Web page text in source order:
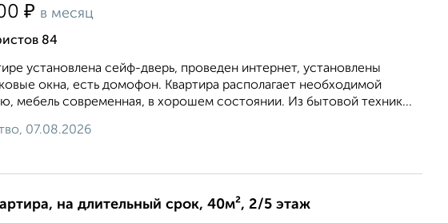
₽ в месяц
84
установлена сейф-дверь, проведен интернет, установлены
окна, есть домофон. Квартира располагает необходимой
мебель современная, в хорошем состоянии. Из бытовой техник...
07.08.2026
на длительный срок, 40м², 2/5 этаж